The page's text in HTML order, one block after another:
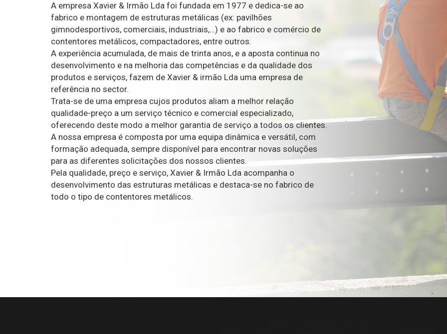
A empresa Xavier & Irmão Lda foi fundada em 1977 e dedica-se ao
fabrico e montagem de estruturas metálicas (ex: pavilhões
gimnodesportivos, comerciais, industriais,…) e ao fabrico e comércio de
contentores metálicos, compactadores, entre outros.
A experiência acumulada, de mais de trinta anos, e a aposta continua no
desenvolvimento e na melhoria das competências e da qualidade dos
produtos e serviços, fazem de Xavier & irmão Lda uma empresa de
referência no sector.
Trata-se de uma empresa cujos produtos aliam a melhor relação
qualidade-preço a um serviço técnico e comercial especializado,
oferecendo deste modo a melhor garantia de serviço a todos os clientes.
A nossa empresa é composta por uma equipa dinâmica e versátil, com
formação adequada, sempre disponível para encontrar novas soluções
para as diferentes solicitações dos nossos clientes.
Pela qualidade, preço e serviço, Xavier & Irmão Lda acompanha o
desenvolvimento das estruturas metálicas e destaca-se no fabrico de
todo o tipo de contentores metálicos.